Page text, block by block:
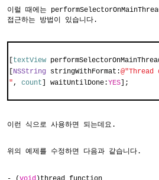
이럴 때에는
접근하는 방법이 있습니다.
textView
NSString stringWithFormat :
", count waitUntilDone:YES ];
이런 식으로 사용하면 되는데요.
위의 예제를 수정하면 다음과 같습니다.